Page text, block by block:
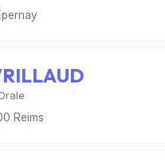
Reims